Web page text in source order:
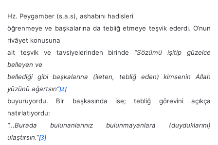
Hz. Peygamber (s.a.s), ashabını hadisleri
öğrenmeye ve başkalarına da tebliğ etmeye teşvik ederdi. O’nun
rivâyet konusuna
ait teşvik ve tavsiyelerinden birinde “Sözümü işitip güzelce
belleyen ve
bellediği gibi başkalarına (ileten, tebliğ eden) kimsenin Allah
yüzünü ağartsın”[2]
buyuruyordu. Bir başkasında ise; tebliğ görevini açıkça
hatırlatıyordu:
“…Burada bulunanlarınız bulunmayanlara (duyduklarını)
ulaştırsın.”[3]